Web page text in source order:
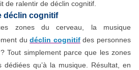
de ralentir de déclin cognitif.
déclin cognitif
zones du cerveau, la musique
dudéclin cognitifdes personnes
Tout simplement parce que les zones
qu’à la musique. Résultat, en